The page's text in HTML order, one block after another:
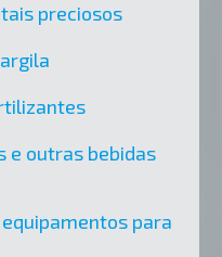
preciosos
e outras bebidas
para